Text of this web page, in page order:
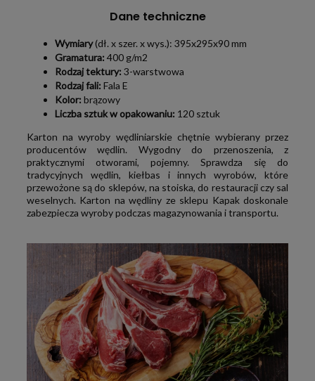
Dane techniczne
Wymiary(dł. x szer. x wys.): 395x295x90 mm
Gramatura: 400 g/m2
Rodzaj tektury: 3-warstwowa
Rodzaj fali: Fala E
Kolor: brązowy
Liczba sztuk w opakowaniu: 120 sztuk
Karton na wyroby wędliniarskie chętnie wybierany przez
producentów wędlin. Wygodny do przenoszenia, z
praktycznymi otworami, pojemny. Sprawdza się do
tradycyjnych wędlin, kiełbas i innych wyrobów, które
przewożone są do sklepów, na stoiska, do restauracji czy sal
weselnych. Karton na wędliny ze sklepu Kapak doskonale
zabezpiecza wyroby podczas magazynowania i transportu.